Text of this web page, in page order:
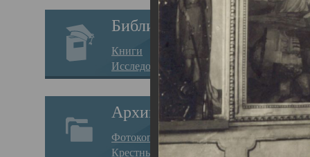
Библиотека
Книги
Исследования
Архив
Фотокопии дел
Крестные ходы